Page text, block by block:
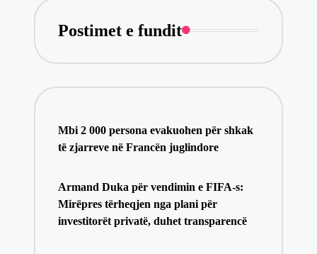
Postimet e fundit
Mbi 2 000 persona evakuohen për shkak
të zjarreve në Francën juglindore
Armand Duka për vendimin e FIFA-s:
Mirëpres tërheqjen nga plani për
investitorët privatë, duhet transparencë